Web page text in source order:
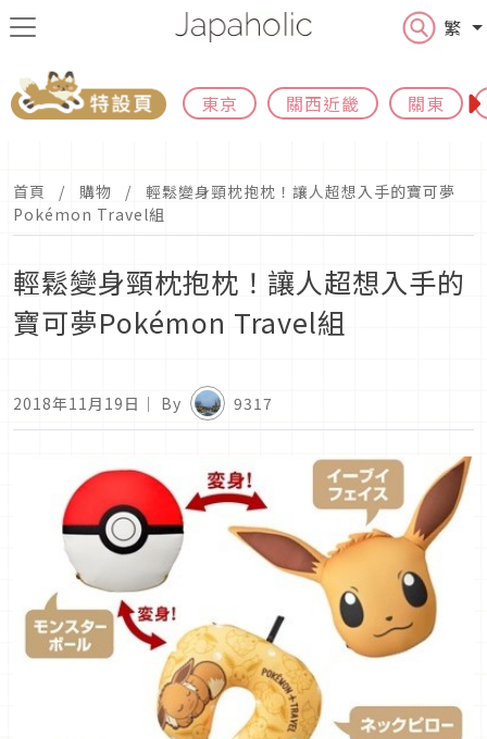
繁
東京 關西近畿 關東
首頁 購物
輕鬆變身頸枕抱枕！讓人超想入手的寶可夢
Pokémon Travel組
輕鬆變身頸枕抱枕！讓人超想入手的
寶可夢Pokémon Travel組
2018年11月19日 ｜ By 9317